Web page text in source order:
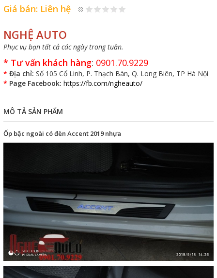
Giá bán: Liên hệ
NGHỆ AUTO
Phục vụ bạn tất cả các ngày trong tuần.
* Tư vấn khách hàng: 0901.70.9229
* Địa chỉ: Số 105 Cổ Linh, P. Thạch Bàn, Q. Long Biên, TP Hà Nội
* Page Facebook: https://fb.com/ngheauto/
MÔ TẢ SẢN PHẨM
Ốp bậc ngoài có đèn Accent 2019 nhựa